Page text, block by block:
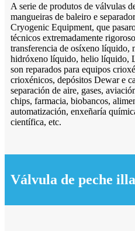
A serie de produtos de válvulas
mangueiras de baleiro e
Cryogenic Equipment, que
técnicos extremadamente
transferencia de osíxeno
hidróxeno líquido, helio líquido,
son reparados para equipos
crioxénicos, depósitos Dewar e
separación de aire, gases,
chips, farmacia, biobancos,
automatización, enxeñaría
científica, etc.
Válvula de peche